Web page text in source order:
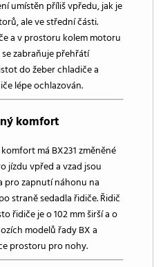
umístěn příliš vpředu, jak je
ale ve střední části.
a v prostoru kolem motoru
zabraňuje přehřátí
do žeber chladiče a
lépe ochlazován.
komfort
má BX231 změněné
jízdu vpřed a vzad jsou
pro zapnutí náhonu na
straně sedadla řidiče. Řidič
řidiče je o 102 mm širší a o
modelů řady BX a
prostoru pro nohy.